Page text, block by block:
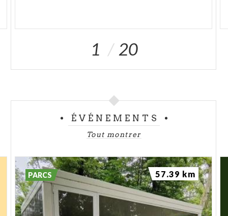
1 20
ÉVÉNEMENTS
Tout montrer
PARCS 57.39 km